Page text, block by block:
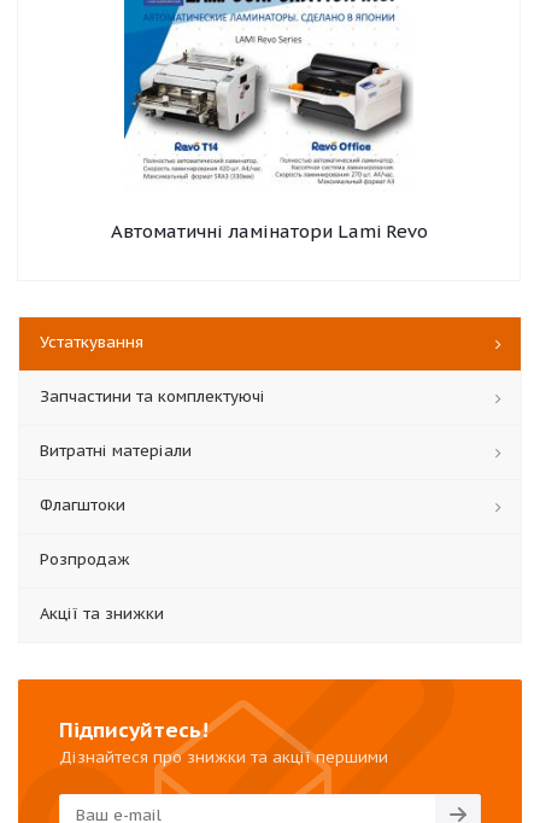
Автоматичні ламінатори Lami Revo
Устаткування
Запчастини та комплектуючі
Витратні матеріали
Флагштоки
Розпродаж
Акції та знижки
Підписуйтесь!
Дізнайтеся про знижки та акції першими